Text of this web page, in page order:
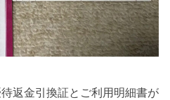
返金引換証とご利用明細書が